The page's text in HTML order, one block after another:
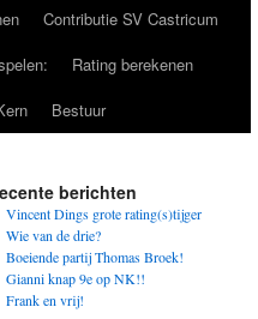
Contributie SV Castricum
Rating berekenen
Bestuur
berichten
Vincent Dings grote rating(s)tijger
Wie van de drie?
Boeiende partij Thomas Broek!
Gianni knap 9e op NK!!
Frank en vrij!